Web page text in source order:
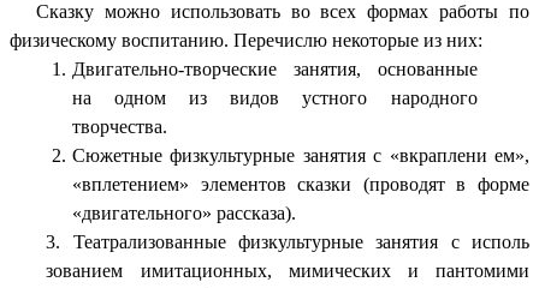
Сказку можно использовать во всех формах работы по
физическому воспитанию. Перечислю некоторые из них:
Двигательно-творческие занятия, основанные
на одном из видов устного народного
творчества.
Сюжетные физкультурные занятия с «вкраплени ем»,
«вплетением» элементов сказки (проводят в форме
«двигательного» рассказа).
3. Театрализованные физкультурные занятия с исполь
зованием имитационных, мимических и пантомими